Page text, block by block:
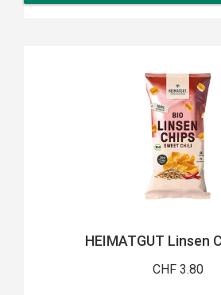
HEIMATGUT Linsen
CHF 3.80